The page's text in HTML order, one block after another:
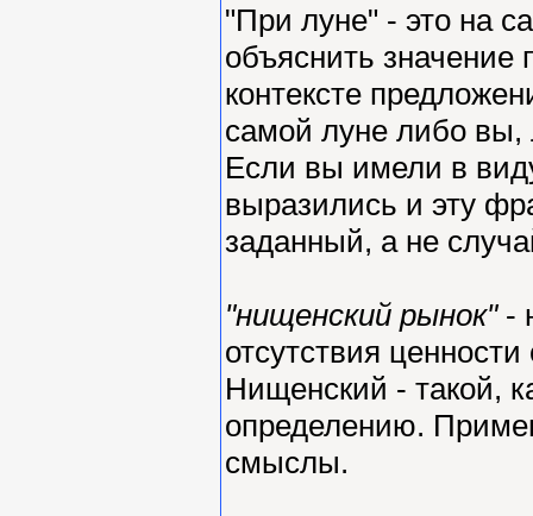
"При луне" - это на
объяснить
контексте
самой луне либо вы,
Если вы имели в
выразились и эту
заданный, а не
"нищенский рынок" -
отсутствия
Нищенский - такой,
определению.
смыслы.